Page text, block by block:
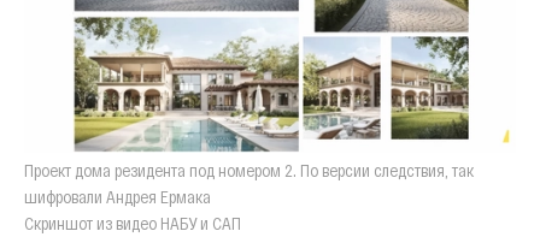
Проект дома резидента под номером 2. По версии следствия, так
шифровали Андрея Ермака
Скриншот из видео НАБУ и САП